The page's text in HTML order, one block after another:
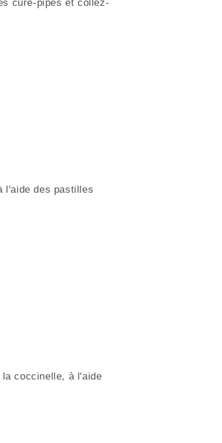
cure-pipes et collez-
l'aide des pastilles
coccinelle, à l'aide